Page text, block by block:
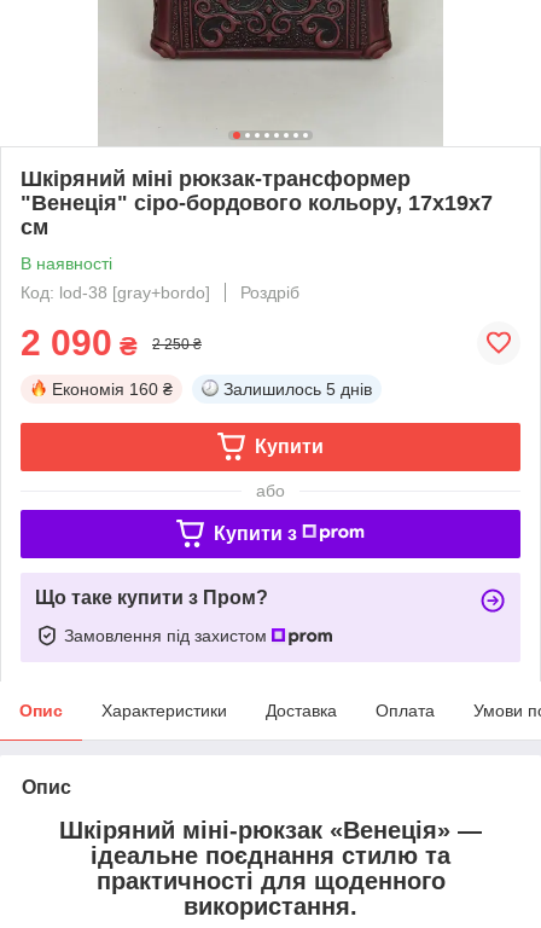
Шкіряний міні рюкзак-трансформер
"Венеція" сіро-бордового кольору, 17х19х7
см
В наявності
Код: lod-38 [gray+bordo]
Роздріб
2 090 ₴ 2 250 ₴
Економія 160 ₴ Залишилось 5 днів
Купити
або
Купити з
Що таке купити з Пром?
Замовлення під захистом
Опис Характеристики Доставка Оплата Умови
Опис
Шкіряний міні-рюкзак «Венеція» —
ідеальне поєднання стилю та
практичності для щоденного
використання.